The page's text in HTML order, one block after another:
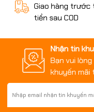
Giao hàng trước
tiền sau COD
Nhận tin
Bạn vui
khuyến mãi